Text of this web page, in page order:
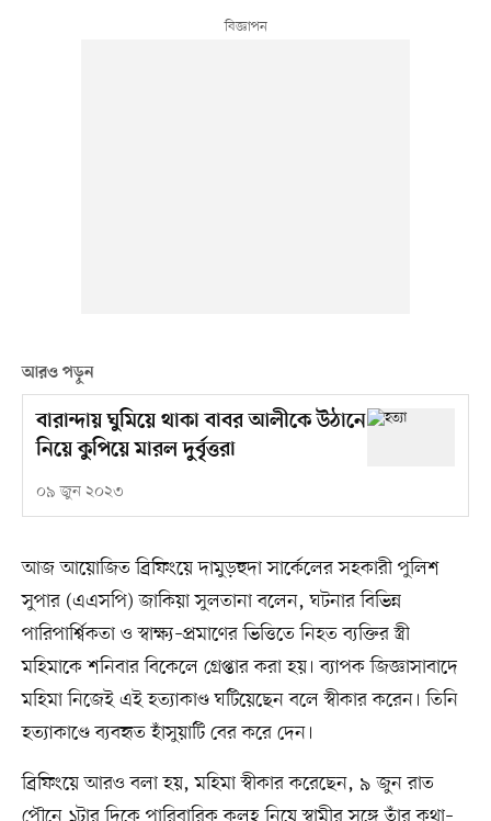
আরও পড়ুন
বারান্দায় ঘুমিয়ে থাকা বাবর আলীকে উঠানে
নিয়ে কুপিয়ে মারল দুর্বৃত্তরা
০৯ জুন ২০২৩
আজ আয়োজিত ব্রিফিংয়ে দামুড়হুদা সার্কেলের সহকারী পুলিশ
সুপার (এএসপি) জাকিয়া সুলতানা বলেন, ঘটনার বিভিন্ন
পারিপার্শ্বিকতা ও স্বাক্ষ্য–প্রমাণের ভিত্তিতে নিহত ব্যক্তির স্ত্রী
মহিমাকে শনিবার বিকেলে গ্রেপ্তার করা হয়। ব্যাপক জিজ্ঞাসাবাদে
মহিমা নিজেই এই হত্যাকাণ্ড ঘটিয়েছেন বলে স্বীকার করেন। তিনি
হত্যাকাণ্ডে ব্যবহৃত হাঁসুয়াটি বের করে দেন।
ব্রিফিংয়ে আরও বলা হয়, মহিমা স্বীকার করেছেন, ৯ জুন রাত